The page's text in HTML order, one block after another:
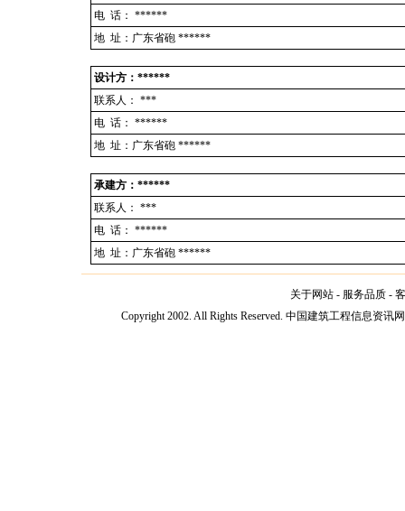
电 话： ******
地 址：广东省砲 ******
设计方：******
联系人： ***
电 话： ******
地 址：广东省砲 ******
承建方：******
联系人： ***
电 话： ******
地 址：广东省砲 ******
关于网站 - 服务品质 -
Copyright 2002. All Rights Reserved. 中国建筑工程信息资讯